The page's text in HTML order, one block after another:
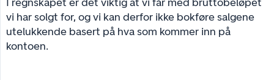
vi har solgt for, og vi kan derfor ikke bokføre salgene
utelukkende basert på hva som kommer inn på
kontoen.